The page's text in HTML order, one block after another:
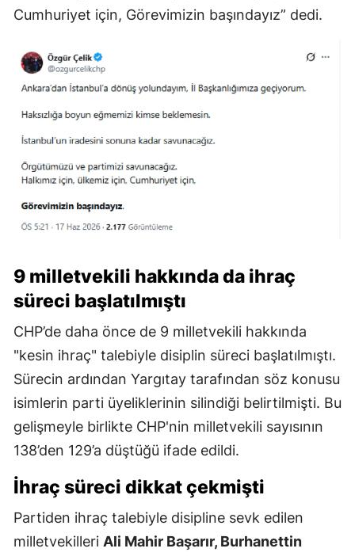
Cumhuriyet için, Görevimizin başındayız” dedi.
9 milletvekili hakkında da ihraç
süreci başlatılmıştı
CHP’de daha önce de 9 milletvekili hakkında
"kesin ihraç" talebiyle disiplin süreci başlatılmıştı.
Sürecin ardından Yargıtay tarafından söz konusu
isimlerin parti üyeliklerinin silindiği belirtilmişti. Bu
gelişmeyle birlikte CHP'nin milletvekili sayısının
138’den 129’a düştüğü ifade edildi.
İhraç süreci dikkat çekmişti
Partiden ihraç talebiyle disipline sevk edilen
milletvekilleri Ali Mahir Başarır, Burhanettin